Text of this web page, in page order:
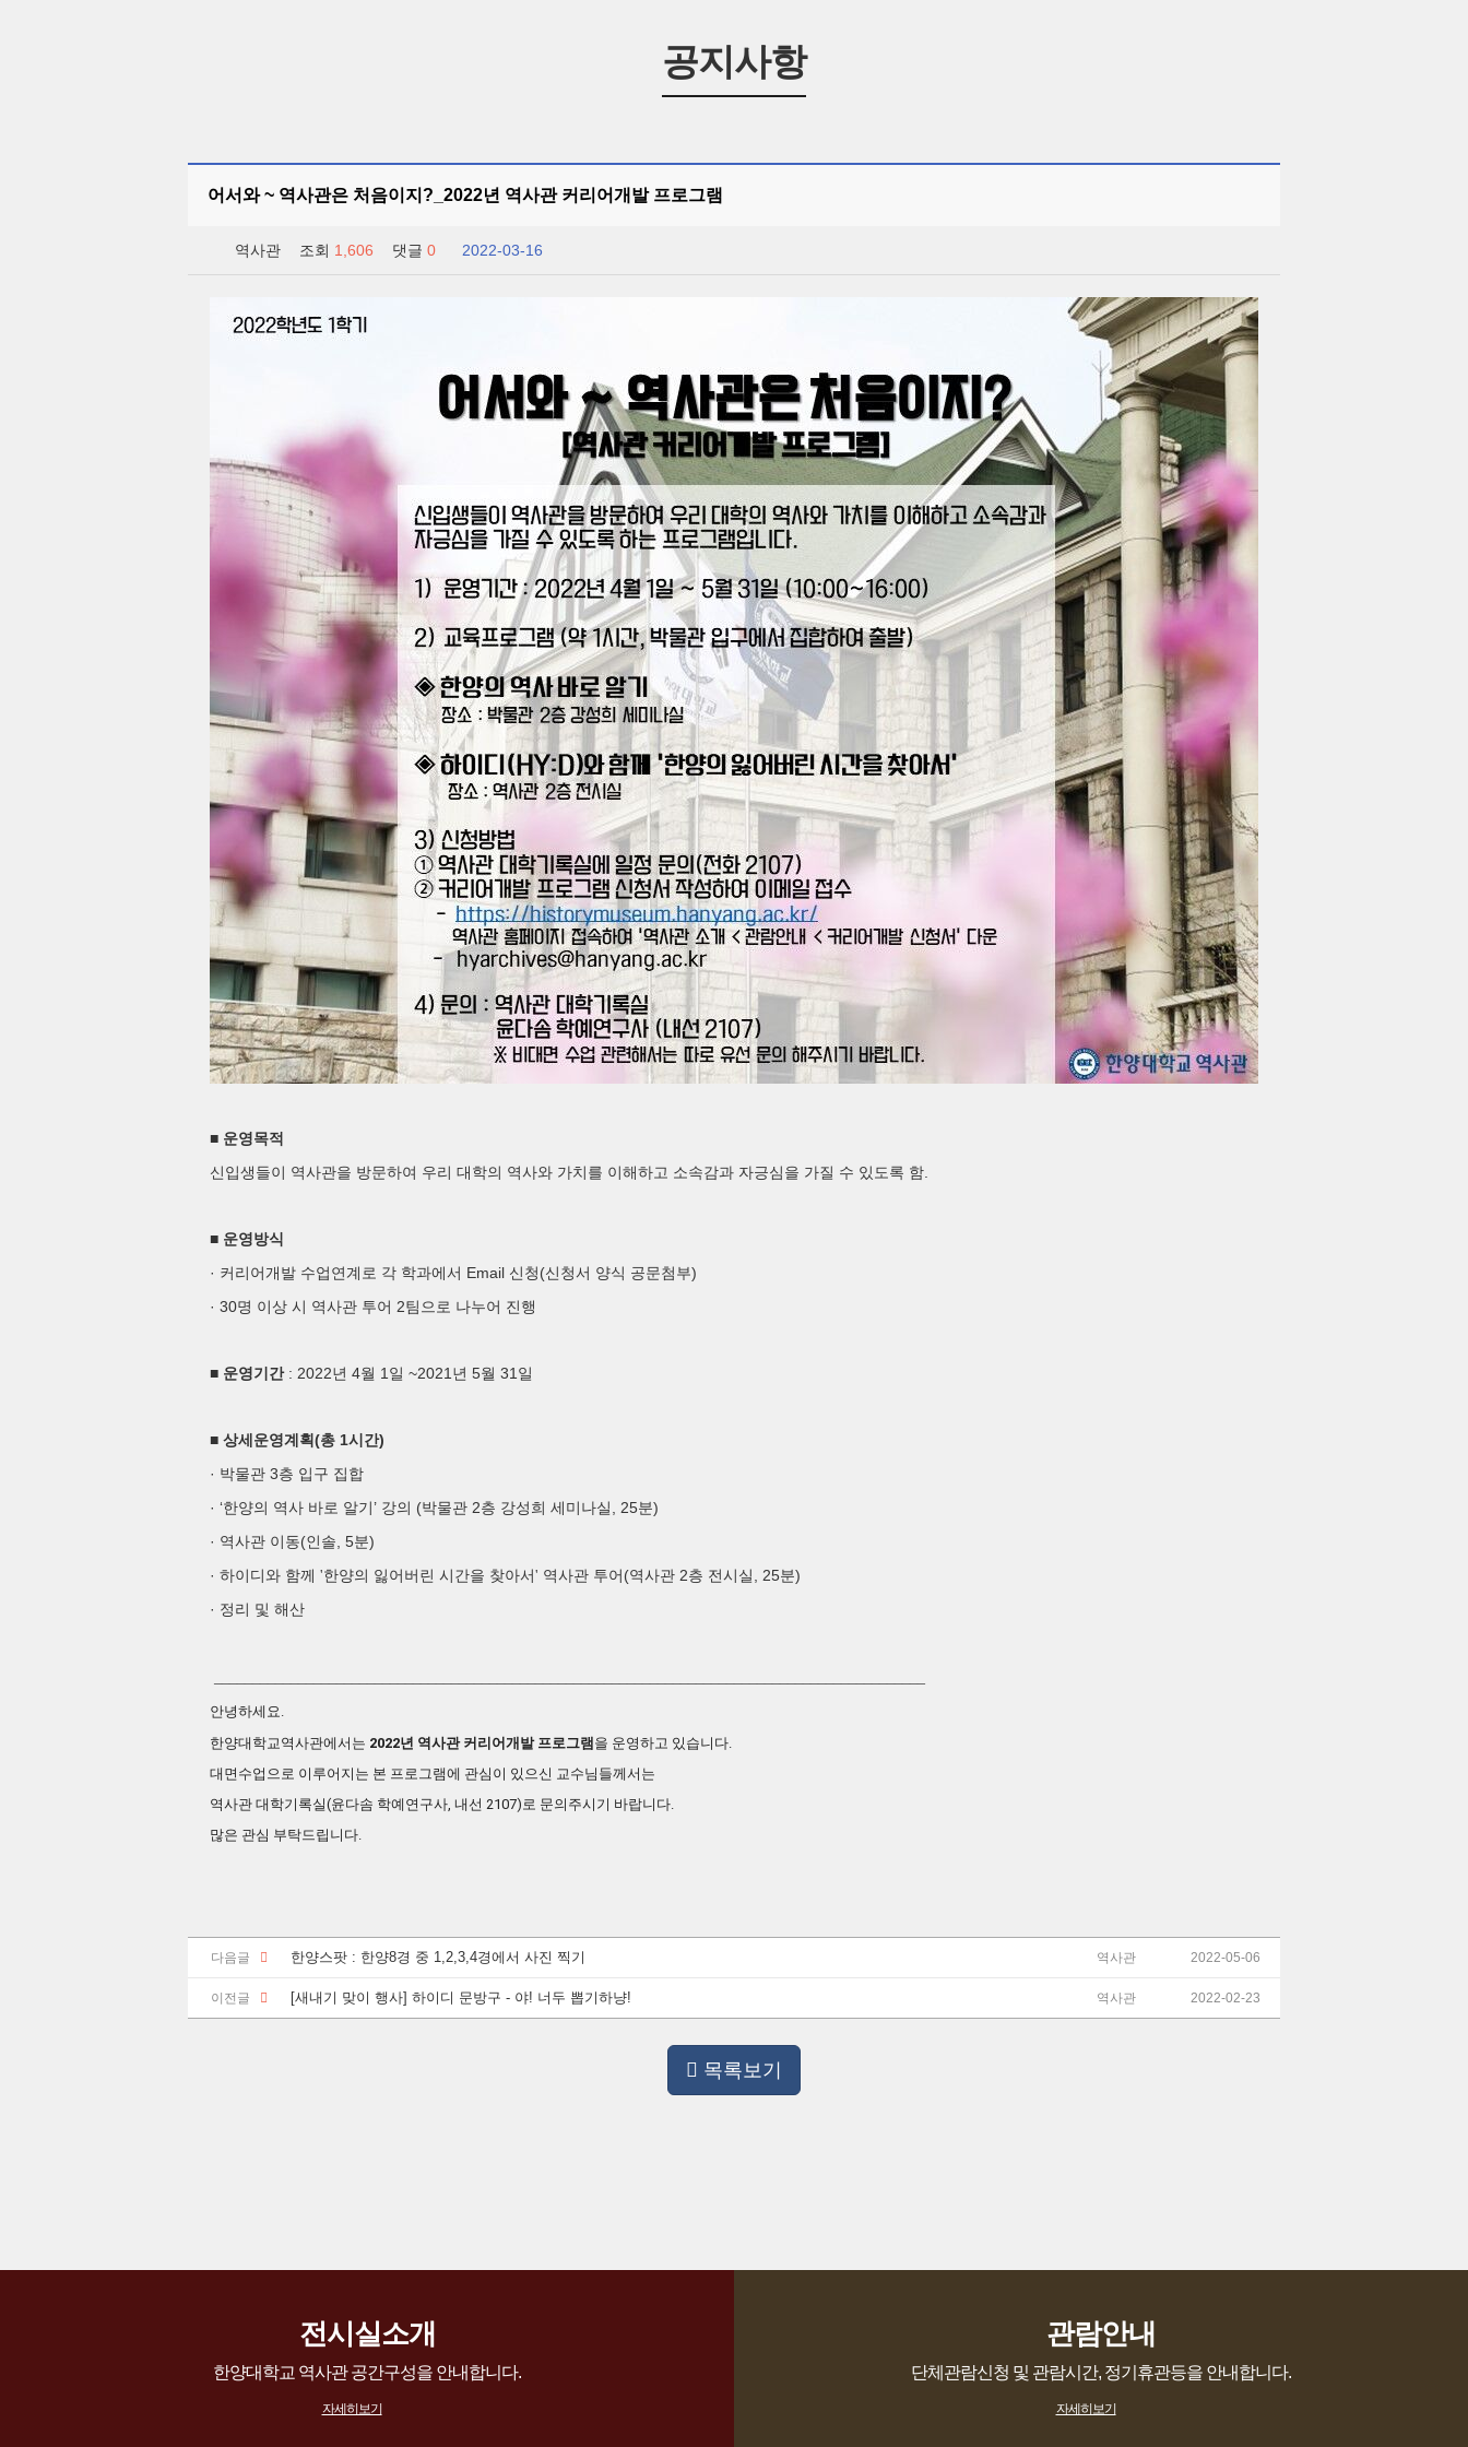
공지사항
어서와 ~ 역사관은 처음이지?_2022년 역사관 커리어개발 프로그램
역사관 조회 1,606 댓글 0 2022-03-16
■ 운영목적
신입생들이 역사관을 방문하여 우리 대학의 역사와 가치를 이해하고 소속감과 자긍심을 가질 수 있도록 함
■ 운영방식
· 커리어개발 수업연계로 각 학과에서 Email 신청 (신청서 양식 공문첨부)
· 30명 이상 시 역사관 투어 2팀으로 나누어 진행
■ 운영기간 : 2022년 4월 1 일 ~2021 년 5월 31 일
■ 상세운영계획 (총 1시간)
· 박물관 3층 입구 집합
· ‘한양의 역사 바로 알기 ’ 강의 (박물관 2층 강성희 세미나실 , 25분)
· 역사관 이동(인솔 , 5분)
· 하이디와 함께 '한양의 잃어버린 시간을 찾아서' 역사관 투어 (역사관 2층 전시실 , 25분)
· 정리 및 해산
안녕하세요.
한양대학교역사관에서는 2022년 역사관 커리어 개발 프로그램 을 운영하고 있습니다.
대면수업으로 이루어지는 본 프로그램에 관심이 있으신 교수님들께서는
역사관 대학기록실(윤다솜 학예연구사, 내선 2107)로 문의주시기 바랍니다.
많은 관심 부탁드립니다.
다음글 한양스팟 : 한양8경 중 1,2,3,4경에서 사진 찍기 역사관 2022-05-06
이전글 [새내기 맞이 행사] 하이디 문방구 - 야! 너두 뽑기하냥! 역사관 2022-02-23
목록보기
전시실소개
한양대학교 역사관 공간구성을 안내합니다.
자세히보기
관람안내
단체관람신청 및 관람시간, 정기휴관등을 안내합니다.
자세히보기